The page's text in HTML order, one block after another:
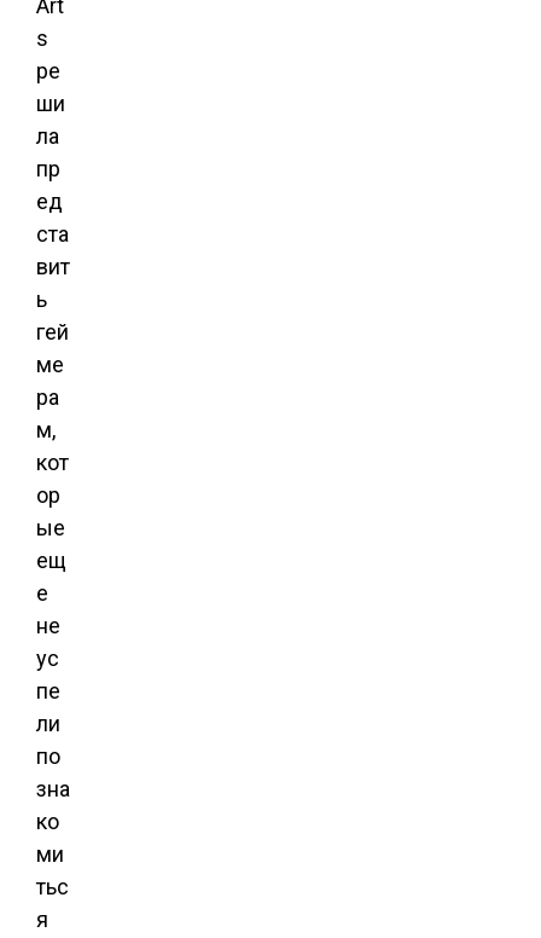
Art
s
ре
ши
ла
пр
ед
ста
вит
ь
гей
ме
ра
м,
кот
ор
ые
ещ
е
не
ус
пе
ли
по
зна
ко
ми
тьс
я